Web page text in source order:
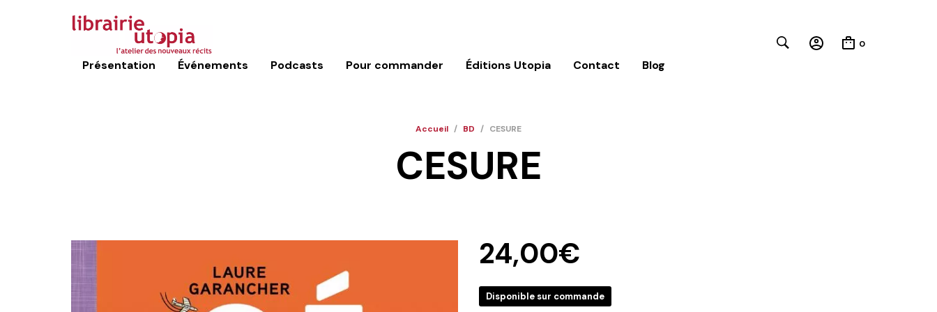
Présentation Événements Podcasts Pour commander Éditions Utopia Contact Blog
0
Accueil / BD / CESURE
CESURE
24,00€
Disponible sur commande